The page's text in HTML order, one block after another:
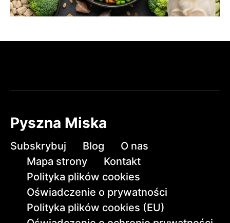
Pyszna Miska
Subskrybuj Blog
O nas
Mapa strony
Kontakt
Polityka plików cookies
Oświadczenie o prywatności
Polityka plików cookies (EU)